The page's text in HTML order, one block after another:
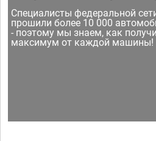
Специалисты федеральной
прошили более 10 000
- поэтому мы знаем, как
максимум от каждой машины!